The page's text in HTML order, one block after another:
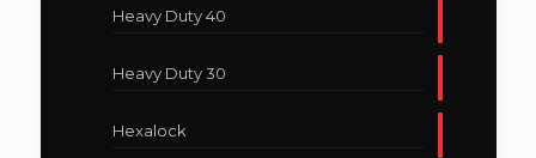
Heavy Duty 40
Heavy Duty 30
Hexalock